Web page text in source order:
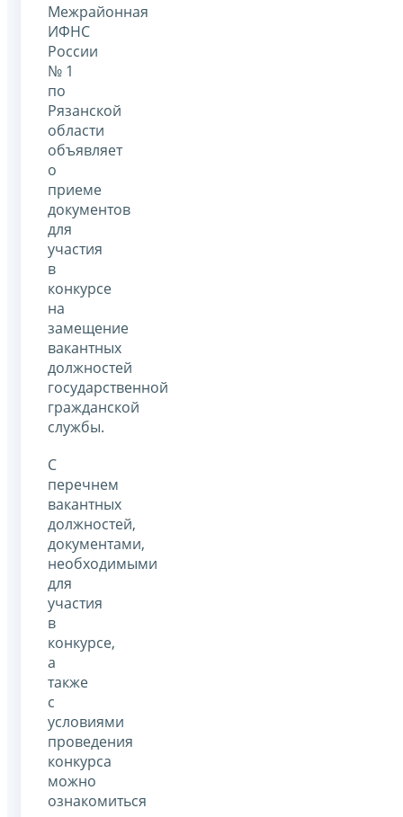
Межрайонная
ИФНС
России
№ 1
по
Рязанской
области
объявляет
о
приеме
документов
для
участия
в
конкурсе
на
замещение
вакантных
должностей
государственной
гражданской
службы.
С
перечнем
вакантных
должностей,
документами,
необходимыми
для
участия
в
конкурсе,
а
также
с
условиями
проведения
конкурса
можно
ознакомиться